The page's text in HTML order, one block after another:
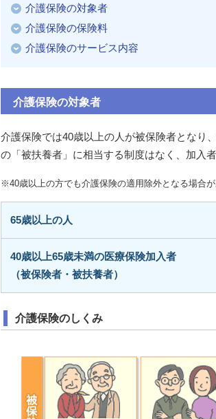
介護保険の対象者
介護保険の保険料
介護保険のサービス内容
介護保険の対象者
介護保険では40歳以上の人が被保険者となり
の「被扶養者」に相当する制度はなく、加入
※40歳以上の方でも介護保険の適用除外となる場合が
65歳以上の人
40歳以上65歳未満の医療保険加入者
（被保険者・被扶養者）
介護保険のしくみ